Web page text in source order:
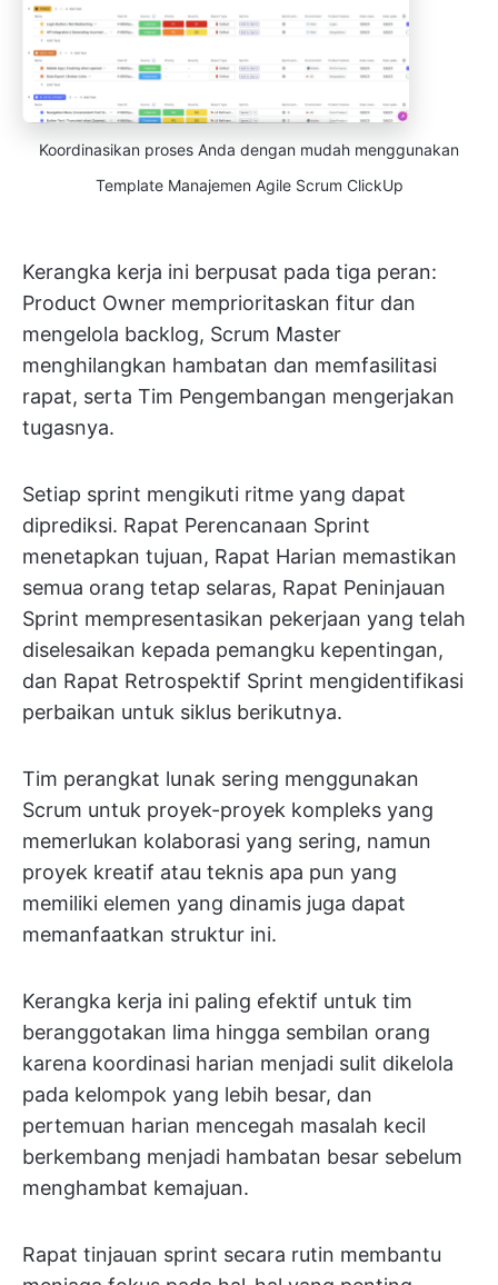
Koordinasikan proses Anda dengan mudah menggunakan
Template Manajemen Agile Scrum ClickUp
Kerangka kerja ini berpusat pada tiga peran:
Product Owner memprioritaskan fitur dan
mengelola backlog, Scrum Master
menghilangkan hambatan dan memfasilitasi
rapat, serta Tim Pengembangan mengerjakan
tugasnya.
Setiap sprint mengikuti ritme yang dapat
diprediksi. Rapat Perencanaan Sprint
menetapkan tujuan, Rapat Harian memastikan
semua orang tetap selaras, Rapat Peninjauan
Sprint mempresentasikan pekerjaan yang telah
diselesaikan kepada pemangku kepentingan,
dan Rapat Retrospektif Sprint mengidentifikasi
perbaikan untuk siklus berikutnya.
Tim perangkat lunak sering menggunakan
Scrum untuk proyek-proyek kompleks yang
memerlukan kolaborasi yang sering, namun
proyek kreatif atau teknis apa pun yang
memiliki elemen yang dinamis juga dapat
memanfaatkan struktur ini.
Kerangka kerja ini paling efektif untuk tim
beranggotakan lima hingga sembilan orang
karena koordinasi harian menjadi sulit dikelola
pada kelompok yang lebih besar, dan
pertemuan harian mencegah masalah kecil
berkembang menjadi hambatan besar sebelum
menghambat kemajuan.
Rapat tinjauan sprint secara rutin membantu